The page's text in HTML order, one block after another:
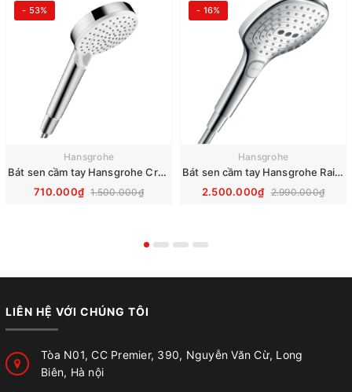
- 53%
Hansgrohe
Bát sen cầm tay Hansgrohe Crometta Vario 26330400
710.000₫ 1.500.000₫
- 16%
Hansgrohe
Bát sen cầm tay Hansgrohe Raindance Select S 120 3jet 26520000
2.500.000₫ 2.990.000₫
LIÊN HỆ VỚI CHÚNG TÔI
Tòa N01, CC Premier, 390, Nguyễn Văn Cừ, Long
Biên, Hà nội